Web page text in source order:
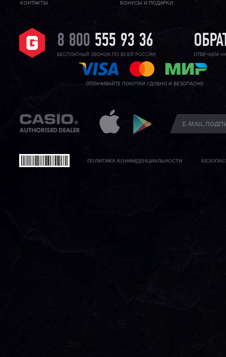
КОНТАКТЫ БОНУСЫ И ПОДАРКИ
8 800 555 93 36
БЕСПЛАТНЫЙ ЗВОНОК ПО ВСЕЙ РОССИИ ОТВЕЧАЕМ
ОПЛАЧИВАЙТЕ ПОКУПКИ УДОБНО И БЕЗОПАСНО
ПОЛИТИКА КОНФИДЕНЦИАЛЬНОСТИ